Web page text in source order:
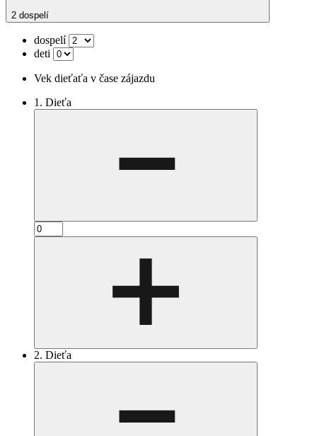
2 dospelí
dospelí
deti
Vek dieťaťa v čase zájazdu
1. Dieťa
2. Dieťa